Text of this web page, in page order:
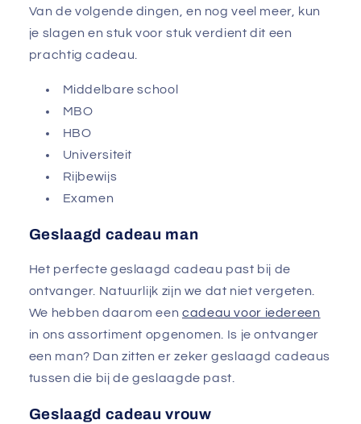
Van de volgende dingen, en nog veel meer, kun
je slagen en stuk voor stuk verdient dit een
prachtig cadeau.
Middelbare school
MBO
HBO
Universiteit
Rijbewijs
Examen
Geslaagd cadeau man
Het perfecte geslaagd cadeau past bij de
ontvanger. Natuurlijk zijn we dat niet vergeten.
We hebben daarom een cadeau voor iedereen
in ons assortiment opgenomen. Is je ontvanger
een man? Dan zitten er zeker geslaagd cadeaus
tussen die bij de geslaagde past.
Geslaagd cadeau vrouw